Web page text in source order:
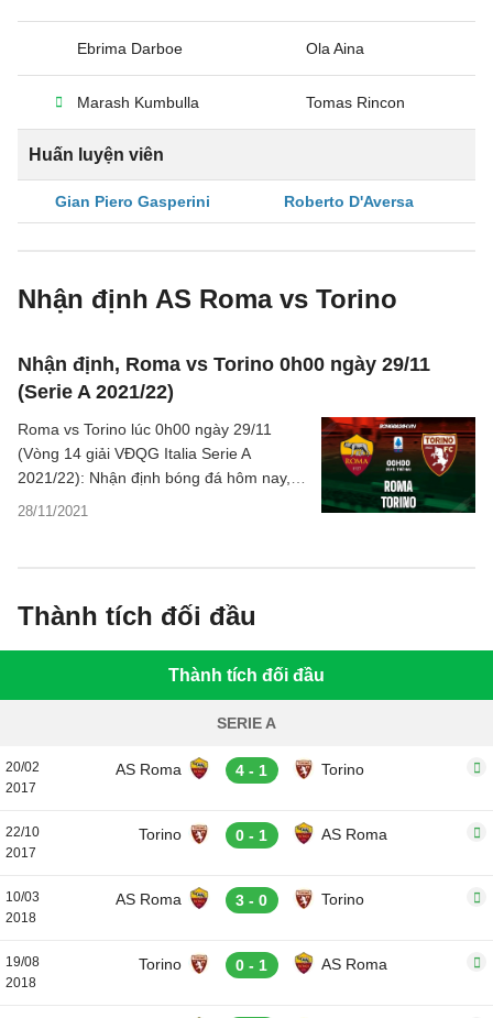
Ebrima Darboe Ola Aina
Marash Kumbulla Tomas Rincon
Huấn luyện viên
Gian Piero Gasperini Roberto D'Aversa
Nhận định AS Roma vs Torino
Nhận định, Roma vs Torino 0h00 ngày 29/11
(Serie A 2021/22)
28/11/2021
Roma vs Torino lúc 0h00 ngày 29/11
(Vòng 14 giải VĐQG Italia Serie A
2021/22): Nhận định bóng đá hôm nay, ý
kiến chuyên gia, dự đoán kết quả, phân
Thành tích đối đầu
Thành tích đối đầu
SERIE A
20/02
2017
AS Roma 4 - 1 Torino
22/10
2017
Torino 0 - 1 AS Roma
10/03
2018
AS Roma 3 - 0 Torino
19/08
2018
Torino 0 - 1 AS Roma